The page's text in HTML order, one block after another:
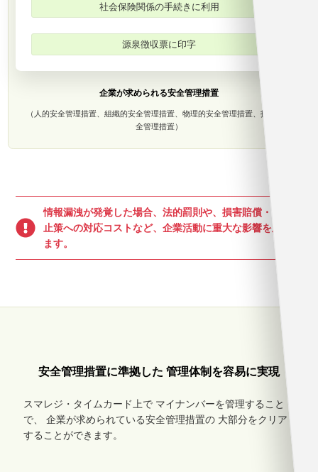
社会保険関係の手続きに利用
源泉徴収票に印字
企業が求められる安全管理措置
（人的安全管理措置、組織的安全管理措置、物理的安全管理措置、技術的安
全管理措置）
情報漏洩が発覚した場合、法的罰則や、損害賠償・再発防
止策への対応コストなど、企業活動に重大な影響を及ぼし
ます。
安全管理措置に準拠した 管理体制を容易に実現
スマレジ・タイムカード上で マイナンバーを管理すること
で、
企業が求められている安全管理措置の 大部分をクリア
することができます。